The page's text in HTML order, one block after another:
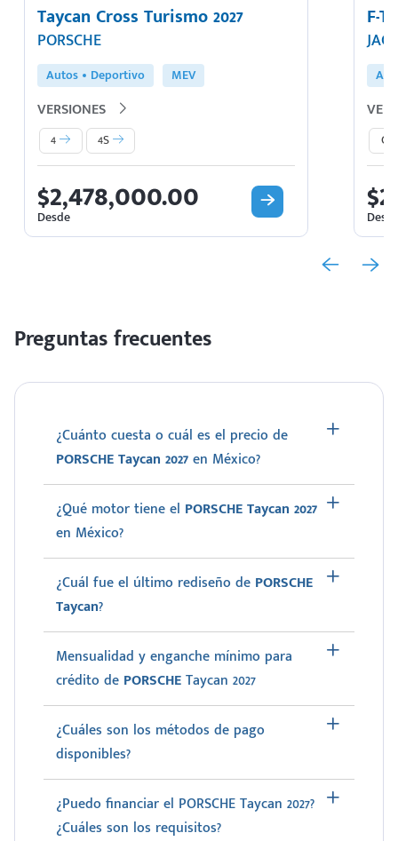
Taycan Cross Turismo 2027
PORSCHE
Autos Deportivo MEV
VERSIONES
4 4S
$2,478,000.00
Desde
F-
Preguntas frecuentes
¿Cuánto cuesta o cuál es el precio de
PORSCHE Taycan 2027en México?
¿Qué motor tiene el PORSCHE Taycan 2027
en México?
¿Cuál fue el último rediseño de PORSCHE
Taycan?
Mensualidad y enganche mínimo para
crédito de PORSCHETaycan 2027
¿Cuáles son los métodos de pago
disponibles?
¿Puedo financiar el PORSCHE Taycan 2027?
¿Cuáles son los requisitos?